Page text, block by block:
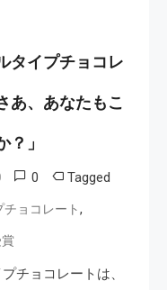
タイプチョコレ
あ、あなたもこ
」
0 Tagged
ョコレート,
チョコレートは、